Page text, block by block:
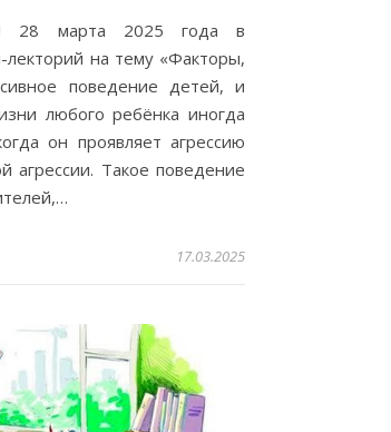
28 марта 2025 года в
лекторий на тему «Факторы,
поведение детей, и
любого ребёнка иногда
он проявляет агрессию
агрессии. Такое поведение
17.03.2025